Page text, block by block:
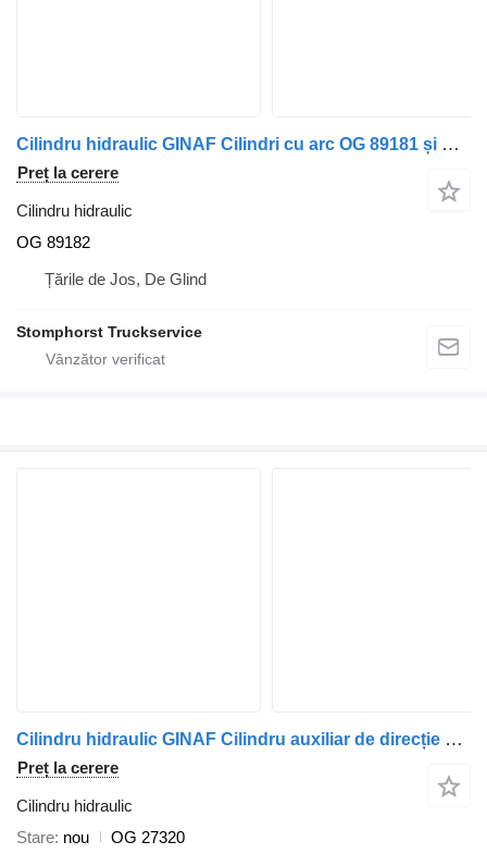
Cilindru hidraulic GINAF Cilindri cu arc OG 89181 și OG 89182 pentru camion
Preț la cerere
Cilindru hidraulic
OG 89182
Țările de Jos, De Glind
Stomphorst Truckservice
Cilindru hidraulic GINAF Cilindru auxiliar de direcție s OG 27320 pentru camion
Preț la cerere
Cilindru hidraulic
Stare nou
OG 27320